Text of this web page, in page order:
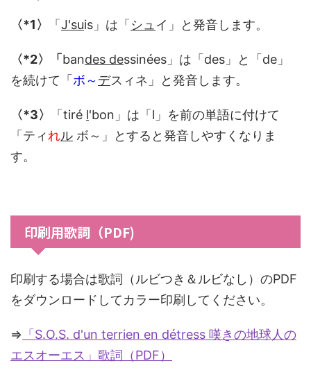
〈*1〉 「J'suis」は「シュ イ」と発音します。
〈*2〉「bandes dessinées」は「des」と「de」
を続けて「ボ～ デスィネ」と発音します。
〈*3〉 「tiré l'bon」は「l」を前の単語に付けて
「ティれル ボ～」とすると発音しやすくなりま
す。
印刷用歌詞（PDF)
印刷する場合は歌詞（ルビつき＆ルビなし）のPDF
をダウンロードしてカラー印刷してください。
⇒ 「S.O.S. d'un terrien en détress 嘆きの地球人の
エスオーエス」歌詞（PDF）